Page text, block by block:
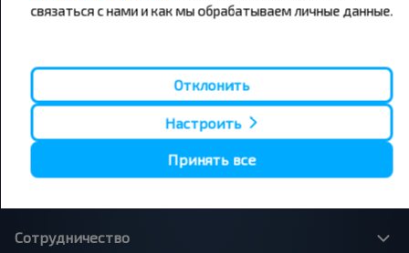
Минск - Вильнюс
Минск - Москва
Москва - Барановичи
Сотрудничество
связаться с нами и как мы обрабатываем личные данные.
Отклонить
Настроить
Принять все